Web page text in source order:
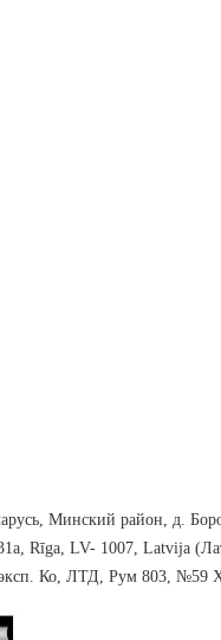
Минский район, д.
Rīga, LV- 1007, Latvija
Ко, ЛТД, Рум 803,